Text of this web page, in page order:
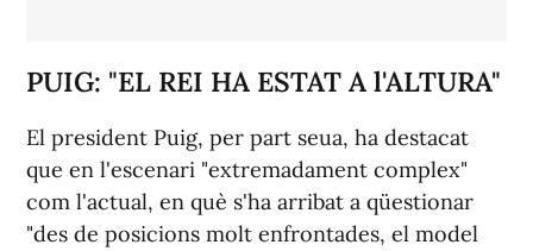
PUIG: "EL REI HA ESTAT A l'ALTURA"
El president Puig, per part seua, ha destacat
que en l'escenari "extremadament complex"
com l'actual, en què s'ha arribat a qüestionar
"des de posicions molt enfrontades, el model